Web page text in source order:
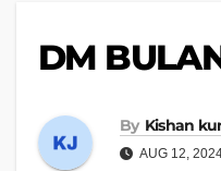
DM
By Kishan
AUG 12,